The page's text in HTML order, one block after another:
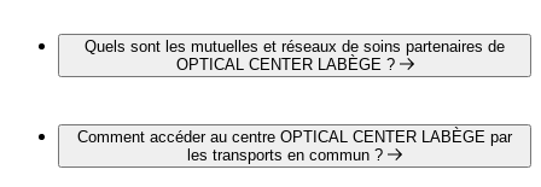
suivantes :
OUÏEZEN
BIOTONE TECHNOLOGIE
SIGNIA
PHONAK
Quels sont les mutuelles et réseaux de soins partenaires de
OPTICAL CENTER LABÈGE ?
mutuelles et réseaux de soins suivants :
AUDISTYA
CARTE BLANCHE
Comment accéder au centre OPTICAL CENTER LABÈGE par
les transports en commun ?